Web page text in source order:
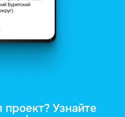
проект? Узнайте